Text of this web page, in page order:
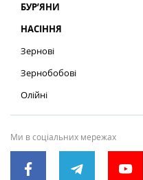
БУР’ЯНИ
НАСІННЯ
Зернові
Зернобобові
Олійні
Ми в соціальних мережах